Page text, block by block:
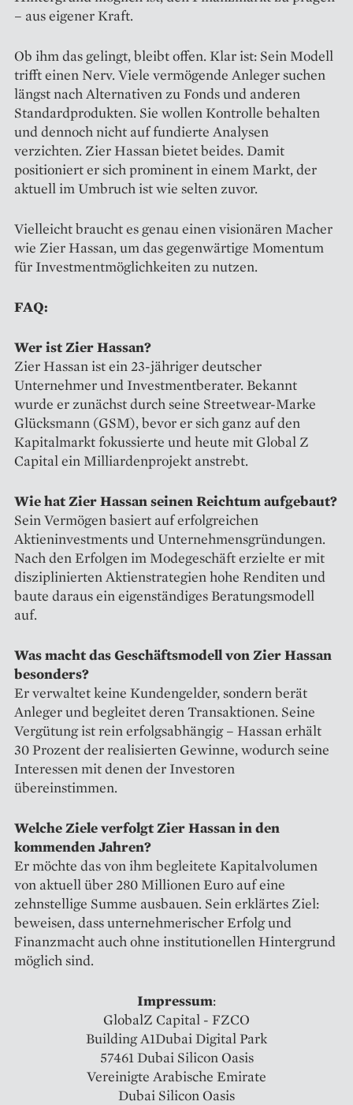
– aus eigener Kraft.
Ob ihm das gelingt, bleibt offen. Klar ist: Sein Modell
trifft einen Nerv. Viele vermögende Anleger suchen
längst nach Alternativen zu Fonds und anderen
Standardprodukten. Sie wollen Kontrolle behalten
und dennoch nicht auf fundierte Analysen
verzichten. Zier Hassan bietet beides. Damit
positioniert er sich prominent in einem Markt, der
aktuell im Umbruch ist wie selten zuvor.
Vielleicht braucht es genau einen visionären Macher
wie Zier Hassan, um das gegenwärtige Momentum
für Investmentmöglichkeiten zu nutzen.
FAQ:
Wer ist Zier Hassan?
Zier Hassan ist ein 23-jähriger deutscher
Unternehmer und Investmentberater. Bekannt
wurde er zunächst durch seine Streetwear-Marke
Glücksmann (GSM), bevor er sich ganz auf den
Kapitalmarkt fokussierte und heute mit Global Z
Capital ein Milliardenprojekt anstrebt.
Wie hat Zier Hassan seinen Reichtum aufgebaut?
Sein Vermögen basiert auf erfolgreichen
Aktieninvestments und Unternehmensgründungen.
Nach den Erfolgen im Modegeschäft erzielte er mit
disziplinierten Aktienstrategien hohe Renditen und
baute daraus ein eigenständiges Beratungsmodell
auf.
Was macht das Geschäftsmodell von Zier Hassan
besonders?
Er verwaltet keine Kundengelder, sondern berät
Anleger und begleitet deren Transaktionen. Seine
Vergütung ist rein erfolgsabhängig – Hassan erhält
30 Prozent der realisierten Gewinne, wodurch seine
Interessen mit denen der Investoren
übereinstimmen.
Welche Ziele verfolgt Zier Hassan in den
kommenden Jahren?
Er möchte das von ihm begleitete Kapitalvolumen
von aktuell über 280 Millionen Euro auf eine
zehnstellige Summe ausbauen. Sein erklärtes Ziel:
beweisen, dass unternehmerischer Erfolg und
Finanzmacht auch ohne institutionellen Hintergrund
möglich sind.
Impressum:
GlobalZ Capital - FZCO
Building A1Dubai Digital Park
57461 Dubai Silicon Oasis
Vereinigte Arabische Emirate
Dubai Silicon Oasis